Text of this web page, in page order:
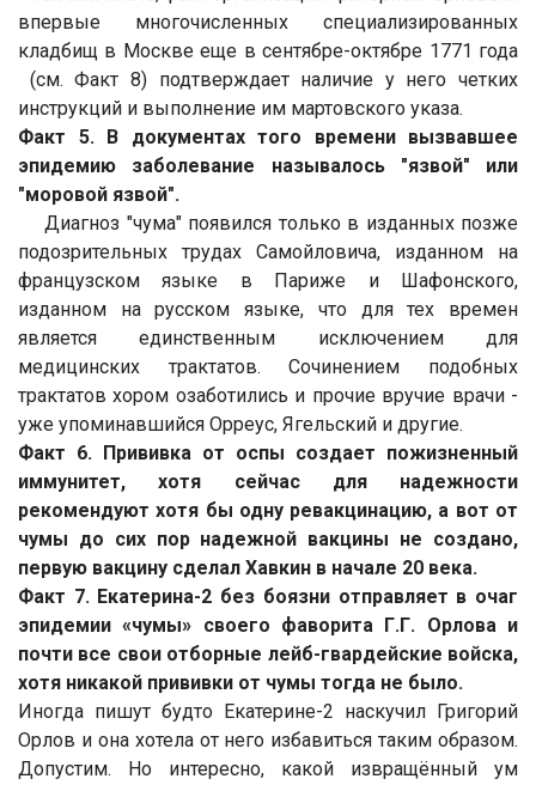
впервые многочисленных специализированных
кладбищ в Москве еще в сентябре-октябре 1771 года
(см. Факт 8) подтверждает наличие у него четких
инструкций и выполнение им мартовского указа.
Факт 5. В документах того времени вызвавшее
эпидемию заболевание называлось "язвой" или
"моровой язвой".
Диагноз "чума" появился только в изданных позже
подозрительных трудах Самойловича, изданном на
французском языке в Париже и Шафонского,
изданном на русском языке, что для тех времен
является единственным исключением для
медицинских трактатов. Сочинением подобных
трактатов хором озаботились и прочие вручие врачи -
уже упоминавшийся Орреус, Ягельский и другие.
Факт 6. Прививка от оспы создает пожизненный
иммунитет, хотя сейчас для надежности
рекомендуют хотя бы одну ревакцинацию, а вот от
чумы до сих пор надежной вакцины не создано,
первую вакцину сделал Хавкин в начале 20 века.
Факт 7. Екатерина-2 без боязни отправляет в очаг
эпидемии «чумы» своего фаворита Г.Г. Орлова и
почти все свои отборные лейб-гвардейские войска,
хотя никакой прививки от чумы тогда не было.
Иногда пишут будто Екатерине-2 наскучил Григорий
Орлов и она хотела от него избавиться таким образом.
Допустим. Но интересно, какой извращённый ум